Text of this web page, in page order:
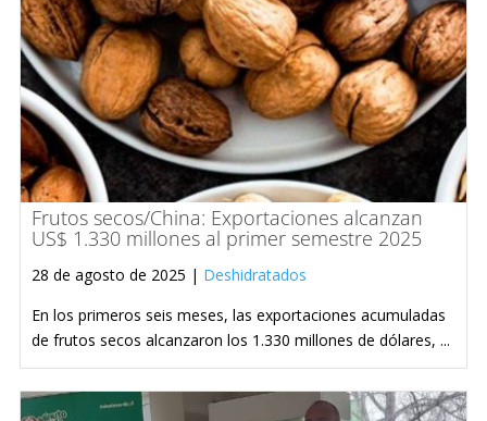
Frutos secos/China: Exportaciones alcanzan
US$ 1.330 millones al primer semestre 2025
28 de agosto de 2025 | Deshidratados
En los primeros seis meses, las exportaciones acumuladas
de frutos secos alcanzaron los 1.330 millones de dólares, ...